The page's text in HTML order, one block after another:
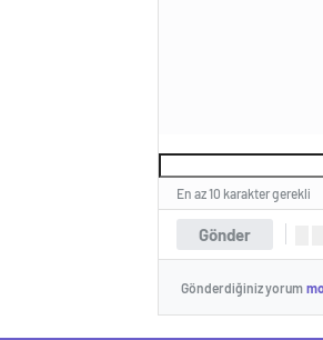
Gönder
En az 10 karakter gerekli
Gönderdiğiniz yorum